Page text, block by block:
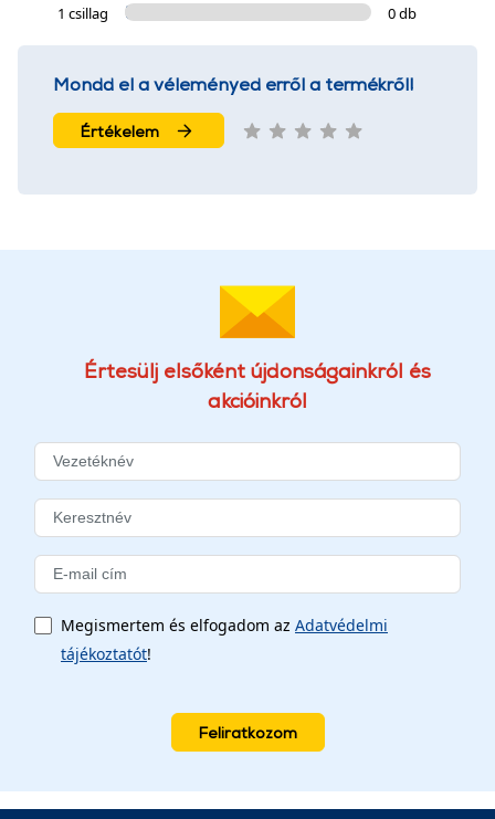
1 csillag
0 db
Mondd el a véleményed erről a termékről!
Értékelem
Értesülj elsőként újdonságainkról és
akcióinkról
Megismertem és elfogadom az Adatvédelmi
tájékoztatót!
Feliratkozom